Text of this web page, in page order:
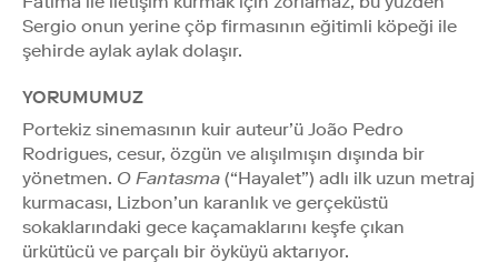
Sergio onun yerine çöp firmasının eğitimli köpeği ile
şehirde aylak aylak dolaşır.
YORUMUMUZ
Portekiz sinemasının kuir auteur’ü João Pedro
Rodrigues, cesur, özgün ve alışılmışın dışında bir
yönetmen. O Fantasma (“Hayalet”) adlı ilk uzun metraj
kurmacası, Lizbon’un karanlık ve gerçeküstü
sokaklarındaki gece kaçamaklarını keşfe çıkan
ürkütücü ve parçalı bir öyküyü aktarıyor.